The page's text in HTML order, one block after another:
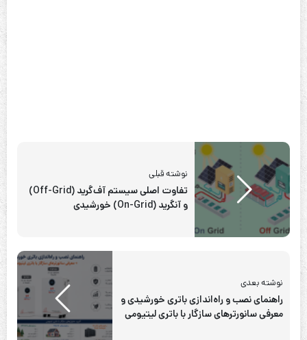
نوشته قبلی
تفاوت اصلی سیستم آف‌گرید (Off-Grid)
و آنگرید (On-Grid) خورشیدی
نوشته بعدی
راهنمای نصب و راه‌اندازی باتری خورشیدی و
معرفی سانورترهای سازگار با باتری لیتیومی